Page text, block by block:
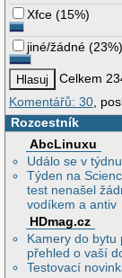
Xfce (15%)
jiné/žádné (23%)
Celkem
Komentářů: 30 ,
Rozcestník
AbcLinuxu
Událo se v
Týden na
test nenašel
vodíkem a antiv
HDmag.cz
Kamery do bytu
přehled o vaší
Testovací